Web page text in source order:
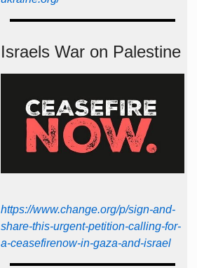
Israels War on Palestine
https://www.change.org/p/sign-and-
share-this-urgent-petition-calling-for-
a-ceasefirenow-in-gaza-and-israel